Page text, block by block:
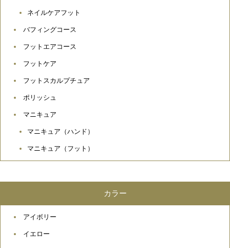
ネイルケアフット
バフィングコース
フットエアコース
フットケア
フットスカルプチュア
ポリッシュ
マニキュア
マニキュア（ハンド）
マニキュア（フット）
カラー
アイボリー
イエロー